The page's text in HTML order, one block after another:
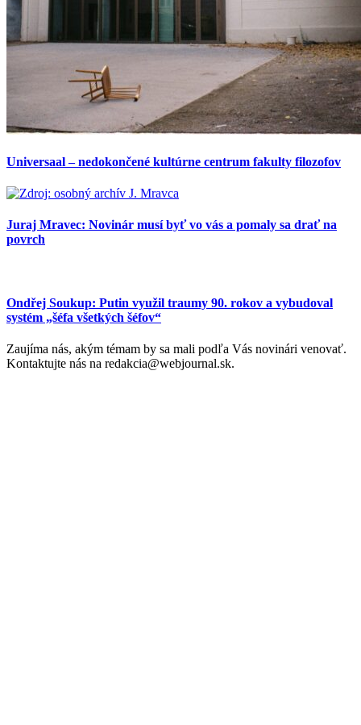
Universaal – nedokončené kultúrne centrum fakulty filozofov
Juraj Mravec: Novinár musí byť vo vás a pomaly sa drať na
povrch
Ondřej Soukup: Putin využil traumy 90. rokov a vybudoval
systém „šéfa všetkých šéfov“
Zaujíma nás, akým témam by sa mali podľa Vás novinári venovať.
Kontaktujte nás na redakcia@webjournal.sk.